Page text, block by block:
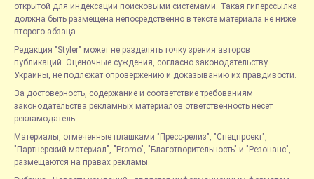
открытой для индексации поисковыми системами. Такая гиперссылка
должна быть размещена непосредственно в тексте материала не ниже
второго абзаца.
Редакция "Styler" может не разделять точку зрения авторов
публикаций. Оценочные суждения, согласно законодательству
Украины, не подлежат опровержению и доказыванию их правдивости.
За достоверность, содержание и соответствие требованиям
законодательства рекламных материалов ответственность несет
рекламодатель.
Материалы, отмеченные плашками "Пресс-релиз", "Спецпроект",
"Партнерский материал", "Promo", "Благотворительность" и "Резонанс",
размещаются на правах рекламы.